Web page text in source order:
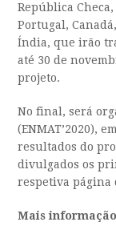
República
Portugal,
Índia, que irão
até 30 de
projeto.
No final, será
(ENMAT’2020),
resultados do
divulgados os
respetiva página
Mais informação